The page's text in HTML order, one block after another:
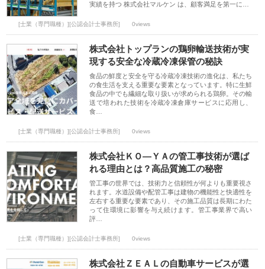
実績を持つ 株式会社マルケン は、顧客満足を第一に…
[士業（専門職種）][公認会計士事務所] 0views
株式会社トップランの鶏卵輸送技術が実
現する安全な冷蔵冷凍保管の秘訣
食品の鮮度と安全を守る冷蔵冷凍技術の進化は、私たち
の食生活を支える重要な要素となっています。特に生鮮
食品の中でも繊細な取り扱いが求められる鶏卵。その輸
送で培われた技術を冷蔵冷凍倉庫サービスに応用し、
食…
[士業（専門職種）][公認会計士事務所] 0views
株式会社ＫＯ―ＹＡの管工事技術が選ば
れる理由とは？高品質施工の秘密
管工事の世界では、技術力と信頼性が何よりも重要視さ
れます。水道設備や配管工事は建物の機能性と快適性を
左右する重要な要素であり、その施工品質は長期にわた
って住環境に影響を与え続けます。管工事業界で高い
評…
[士業（専門職種）][公認会計士事務所] 0views
株式会社ＺＥＡＬの自動車サービスが選